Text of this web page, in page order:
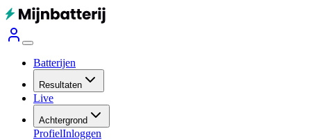
Batterijen
Resultaten
Live
Achtergrond
ProfielInloggen